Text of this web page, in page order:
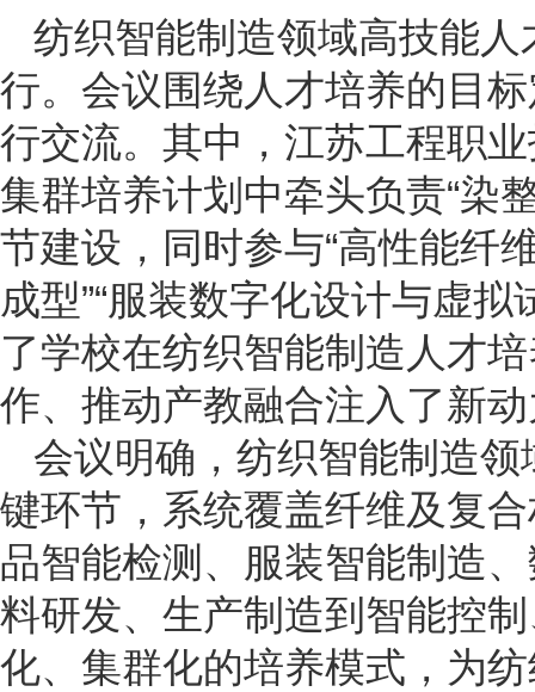
纺织智能制造领域高技能
行。会议围绕人才培养的目
行交流。其中，江苏工程职
集群培养计划中牵头负责“染
节建设，同时参与“高性能纤
成型”“服装数字化设计与虚
了学校在纺织智能制造人才
作、推动产教融合注入了新
会议明确，纺织智能制造
键环节，系统覆盖纤维及复
品智能检测、服装智能制造
料研发、生产制造到智能控
化、集群化的培养模式，为